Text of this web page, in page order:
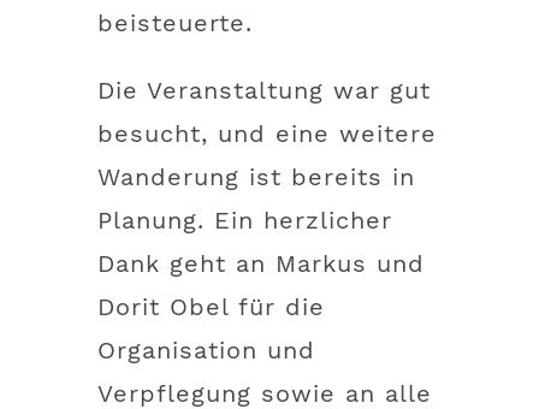
beisteuerte.
Die Veranstaltung war gut
besucht, und eine weitere
Wanderung ist bereits in
Planung. Ein herzlicher
Dank geht an Markus und
Dorit Obel für die
Organisation und
Verpflegung sowie an alle